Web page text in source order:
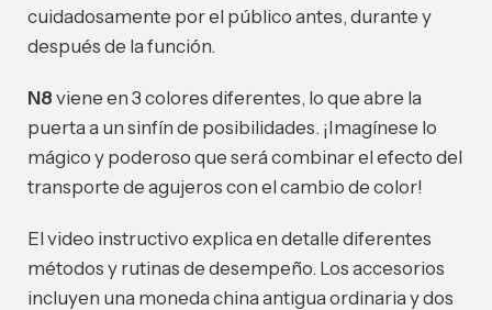
cuidadosamente por el público antes, durante y
después de la función.
N8 viene en 3 colores diferentes, lo que abre la
puerta a un sinfín de posibilidades. ¡Imagínese lo
mágico y poderoso que será combinar el efecto del
transporte de agujeros con el cambio de color!
El video instructivo explica en detalle diferentes
métodos y rutinas de desempeño. Los accesorios
incluyen una moneda china antigua ordinaria y dos